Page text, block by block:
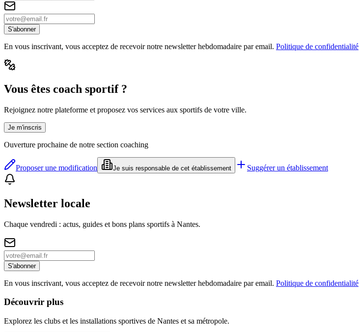
S'abonner
En vous inscrivant, vous acceptez de recevoir notre newsletter hebdomadaire par email. Politique de confidentialité
Vous êtes coach sportif ?
Rejoignez notre plateforme et proposez vos services aux sportifs de votre ville.
Je m'inscris
Ouverture prochaine de notre section coaching
Proposer une modification Je suis responsable de cet établissement Suggérer un établissement
Newsletter locale
Chaque vendredi : actus, guides et bons plans sportifs à Nantes.
S'abonner
En vous inscrivant, vous acceptez de recevoir notre newsletter hebdomadaire par email. Politique de confidentialité
Découvrir plus
Explorez les clubs et les installations sportives de Nantes et sa métropole.